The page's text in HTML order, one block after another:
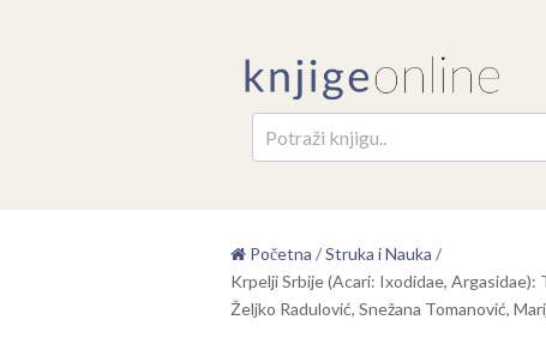
Početna /Struka i Nauka /
Krpelji Srbije (Acari: Ixodidae,
Željko Radulović, Snežana Tomanović,